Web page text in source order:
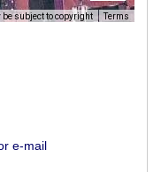
be subject to copyright Terms
e-mail